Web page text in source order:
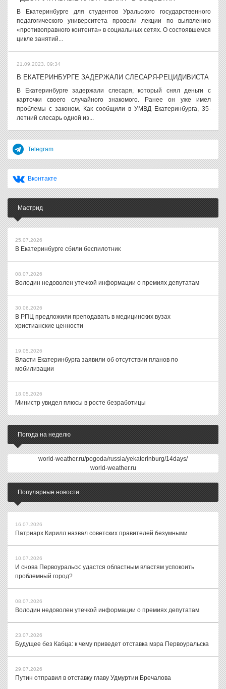
В Екатеринбурге для студентов Уральского государственного
педагогического университета провели лекции по выявлению
«противоправного контента» в социальных сетях. О состоявшемся
цикле занятий...
21.09.2023, 09:34
В ЕКАТЕРИНБУРГЕ ЗАДЕРЖАЛИ СЛЕСАРЯ-РЕЦИДИВИСТА
В Екатеринбурге задержали слесаря, который снял деньги с
карточки своего случайного знакомого. Ранее он уже имел
проблемы с законом. Как сообщили в УМВД Екатеринбурга, 35-
летний слесарь одной из...
Telegram
Вконтакте
Мастрид
25.07.2026
В Екатеринбурге сбили беспилотник
08.07.2026
Володин недоволен утечкой информации о премиях депутатам
30.06.2026
В РПЦ предложили преподавать в медицинских вузах
христианские ценности
19.05.2026
Власти Екатеринбурга заявили об отсутствии планов по
мобилизации
18.05.2026
Министр увидел плюсы в росте безработицы
Погода на неделю
world-weather.ru/pogoda/russia/yekaterinburg/14days/
world-weather.ru
Популярные новости
16.07.2026
Патриарх Кирилл назвал советских правителей безумными
10.07.2026
И снова Первоуральск: удастся областным властям успокоить
проблемный город?
08.07.2026
Володин недоволен утечкой информации о премиях депутатам
23.07.2026
Будущее без Кабца: к чему приведет отставка мэра Первоуральска
29.07.2026
Путин отправил в отставку главу Удмуртии Бречалова